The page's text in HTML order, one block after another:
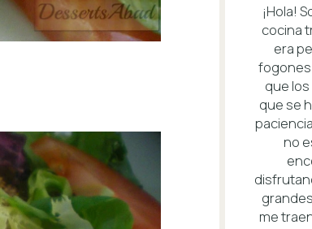
¡Hola!
cocina
era
fogones
que
que se
no
me